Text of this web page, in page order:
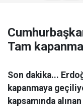
Tam
Son dakika...
kapanmaya
kapsamında